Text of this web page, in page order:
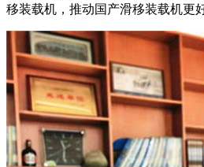
移装载机，推动国产滑移装载机更